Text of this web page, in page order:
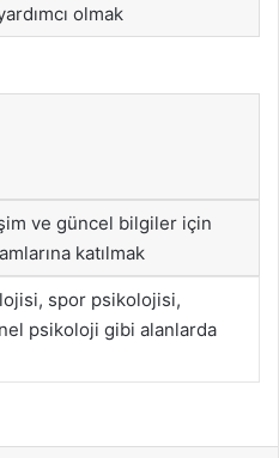
olmak
ve güncel bilgiler için
katılmak
spor psikolojisi,
psikoloji gibi alanlarda